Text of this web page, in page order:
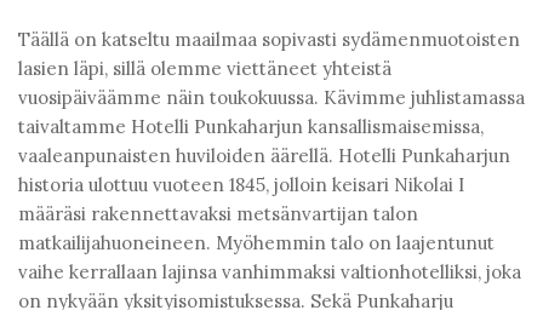
Täällä on katseltu maailmaa sopivasti sydämenmuotoisten
lasien läpi, sillä olemme viettäneet yhteistä
vuosipäiväämme näin toukokuussa. Kävimme juhlistamassa
taivaltamme Hotelli Punkaharjun kansallismaisemissa,
vaaleanpunaisten huviloiden äärellä. Hotelli Punkaharjun
historia ulottuu vuoteen 1845, jolloin keisari Nikolai I
määräsi rakennettavaksi metsänvartijan talon
matkailijahuoneineen. Myöhemmin talo on laajentunut
vaihe kerrallaan lajinsa vanhimmaksi valtionhotelliksi, joka
on nykyään yksityisomistuksessa. Sekä Punkaharju